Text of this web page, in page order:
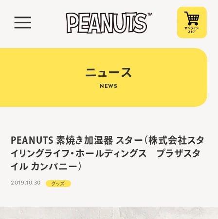
ニュース
NEWS
PEANUTS 素焼き加湿器 スター（株式会社スタ
イリングライフ・ホールディングス プラザスタ
イル カンパニー）
2019.10.30 グッズ